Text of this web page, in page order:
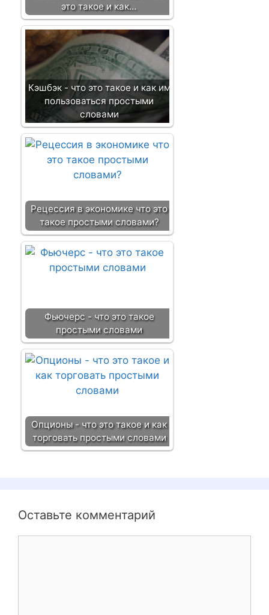
это такое и как…
Кэшбэк - что это такое и как им
пользоваться простыми
словами
Рецессия в экономике что это
такое простыми словами?
Фьючерс - что это такое
простыми словами
Опционы - что это такое и как
торговать простыми словами
Оставьте комментарий